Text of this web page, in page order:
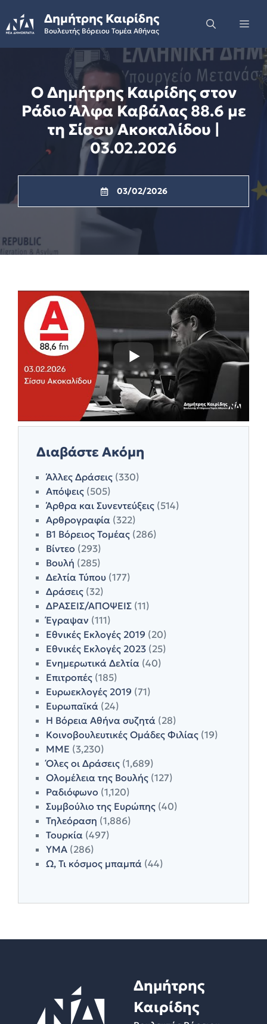
to
content
Δημήτρης Καιρίδης
Βουλευτής Βόρειου Τομέα Αθήνας
Ο Δημήτρης Καιρίδης στον
Ράδιο Άλφα Καβάλας 88.6 με
τη Σίσσυ Ακοκαλίδου |
03.02.2026
03/02/2026
Διαβάστε Ακόμη
Άλλες Δράσεις (330)
Απόψεις (505)
Άρθρα και Συνεντεύξεις (514)
Αρθρογραφία (322)
Β1 Βόρειος Τομέας (286)
Βίντεο (293)
Βουλή (285)
Δελτία Τύπου (177)
Δράσεις (32)
ΔΡΑΣΕΙΣ/ΑΠΟΨΕΙΣ (11)
Έγραψαν (111)
Εθνικές Εκλογές 2019 (20)
Εθνικές Εκλογές 2023 (25)
Ενημερωτικά Δελτία (40)
Επιτροπές (185)
Ευρωεκλογές 2019 (71)
Ευρωπαϊκά (24)
Η Βόρεια Αθήνα συζητά (28)
Κοινοβουλευτικές Ομάδες Φιλίας (19)
ΜΜΕ (3,230)
Όλες οι Δράσεις (1,689)
Ολομέλεια της Βουλής (127)
Ραδιόφωνο (1,120)
Συμβούλιο της Ευρώπης (40)
Τηλεόραση (1,886)
Τουρκία (497)
ΥΜΑ (286)
Ω, Τι κόσμος μπαμπά (44)
Δημήτρης
Καιρίδης